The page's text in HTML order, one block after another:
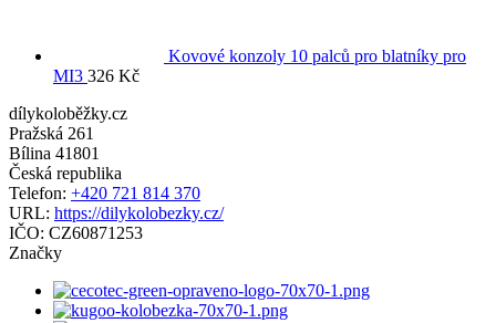
Kovové konzoly 10 palců pro blatníky pro
MI3 326 Kč
dílykoloběžky.cz
Pražská 261
Bílina 41801
Česká republika
Telefon: +420 721 814 370
URL: https://dilykolobezky.cz/
IČO: CZ60871253
Značky